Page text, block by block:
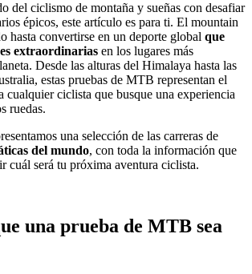
del ciclismo de montaña y sueñas con desafiar
épicos, este artículo es para ti. El mountain
hasta convertirse en un deporte global que
extraordinarias en los lugares más
Desde las alturas del Himalaya hasta las
estas pruebas de MTB representan el
cualquier ciclista que busque una experiencia
ruedas.
una selección de las carreras de
del mundo, con toda la información que
cuál será tu próxima aventura ciclista.
una prueba de MTB sea